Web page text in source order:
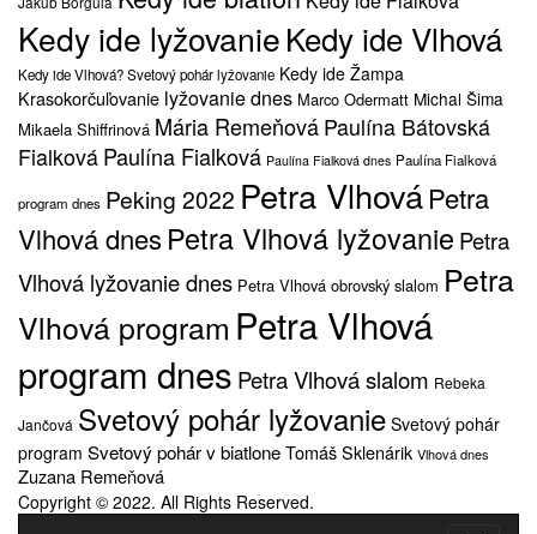
Kedy ide lyžovanieKedy ide Vlhová
Kedy ide Vlhová? Svetový pohár lyžovanie Kedy ide Žampa
Krasokorčuľovanie lyžovanie dnes Marco Odermatt Michal Šima
Mikaela Shiffrinová Mária RemeňováPaulína Bátovská
FialkováPaulína Fialková Paulína Fialková dnes Paulína Fialková
program dnes Peking 2022 Petra VlhováPetra
Vlhová dnes Petra Vlhová lyžovanie Petra
Vlhová lyžovanie dnes Petra Vlhová obrovský slalom Petra
Vlhová program Petra Vlhová
program dnes Petra Vlhová slalom Rebeka
Jančová Svetový pohár lyžovanie Svetový pohár
program Svetový pohár v biatloneTomáš Sklenárik Vlhová dnes
Zuzana Remeňová
Copyright © 2022. All Rights Reserved.